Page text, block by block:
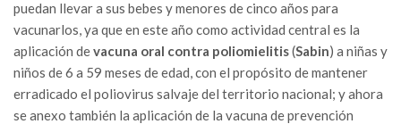
puedan llevar a sus bebes y menores de cinco años para
vacunarlos, ya que en este año como actividad central es la
aplicación devacuna oral contra poliomielitis(Sabin) a niñas y
niños de 6 a 59 meses de edad, con el propósito de mantener
erradicado el poliovirus salvaje del territorio nacional; y ahora
se anexo también la aplicación de la vacuna de prevención